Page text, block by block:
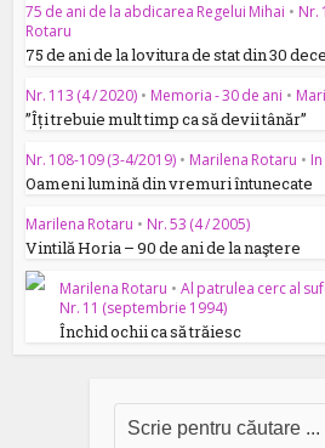
75 de ani de la abdicarea Regelui Mihai • Nr.
Rotaru
75 de ani de la lovitura de stat din 30
Nr. 113 (4 / 2020) • Memoria - 30 de ani •
”Îți trebuie mult timp ca să devii tânăr”
Nr. 108-109 (3-4/2019) • Marilena Rotaru •
Oameni lumină din vremuri întunecate
Marilena Rotaru • Nr. 53 (4 / 2005)
Vintilă Horia – 90 de ani de la naştere
Marilena Rotaru • Al patrulea cerc al
Nr. 11 (septembrie 1994)
Închid ochii ca să trăiesc